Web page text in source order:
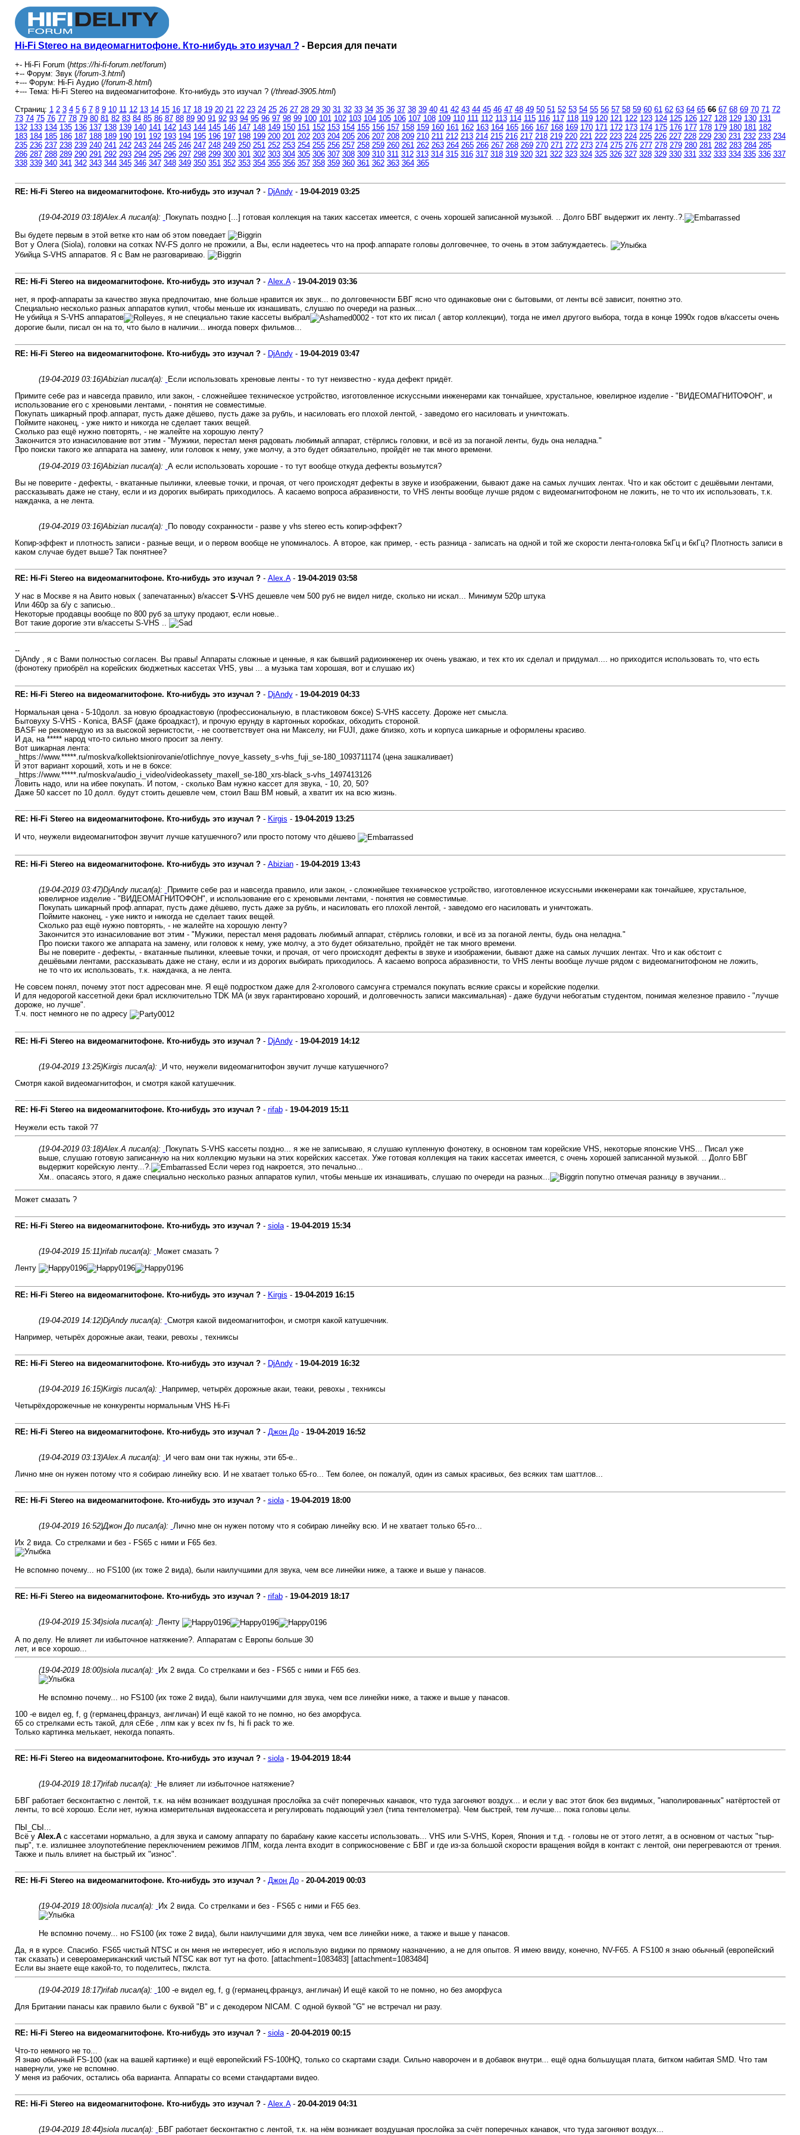
Hi-Fi Stereo на видеомагнитофоне. Кто-нибудь это изучал ? - Версия для печати
+- Hi-Fi Forum (https://hi-fi-forum.net/forum)
+-- Форум: Звук (/forum-3.html)
+--- Форум: Hi-Fi Аудио (/forum-8.html)
+--- Тема: Hi-Fi Stereo на видеомагнитофоне. Кто-нибудь это изучал ? (/thread-3905.html)
Страниц: 1 2 3 4 5 6 7 8 9 10 11 12 13 14 15 16 17 18 19 20 21 22 23 24 25 26 27 28 29 30 31 32 33 34 35 36 37 38 39 40 41 42 43 44 45 46 47 48 49 50 51 52 53 54 55 56 57 58 59 60 61 62 63 64 65 66 67 68 69 70 71 72
73 74 75 76 77 78 79 80 81 82 83 84 85 86 87 88 89 90 91 92 93 94 95 96 97 98 99 100 101 102 103 104 105 106 107 108 109 110 111 112 113 114 115 116 117 118 119 120 121 122 123 124 125 126 127 128 129 130 131
132 133 134 135 136 137 138 139 140 141 142 143 144 145 146 147 148 149 150 151 152 153 154 155 156 157 158 159 160 161 162 163 164 165 166 167 168 169 170 171 172 173 174 175 176 177 178 179 180 181 182
183 184 185 186 187 188 189 190 191 192 193 194 195 196 197 198 199 200 201 202 203 204 205 206 207 208 209 210 211 212 213 214 215 216 217 218 219 220 221 222 223 224 225 226 227 228 229 230 231 232 233 234
235 236 237 238 239 240 241 242 243 244 245 246 247 248 249 250 251 252 253 254 255 256 257 258 259 260 261 262 263 264 265 266 267 268 269 270 271 272 273 274 275 276 277 278 279 280 281 282 283 284 285
286 287 288 289 290 291 292 293 294 295 296 297 298 299 300 301 302 303 304 305 306 307 308 309 310 311 312 313 314 315 316 317 318 319 320 321 322 323 324 325 326 327 328 329 330 331 332 333 334 335 336 337
338 339 340 341 342 343 344 345 346 347 348 349 350 351 352 353 354 355 356 357 358 359 360 361 362 363 364 365
RE: Hi-Fi Stereo на видеомагнитофоне. Кто-нибудь это изучал ?- DjAndy- 19-04-2019 03:25
(19-04-2019 03:18)Alex.A писал(а):
Покупать поздно [...] готовая коллекция на таких кассетах имеется, с очень хорошей записанной музыкой. .. Долго БВГ выдержит их ленту..?.
Вы будете первым в этой ветке кто нам об этом поведает
Вот у Олега (Siola), головки на сотках NV-FS долго не прожили, а Вы, если надеетесь что на проф.аппарате головы долговечнее, то очень в этом заблуждаетесь.
Убийца S-VHS аппаратов. Я с Вам не разговариваю.
RE: Hi-Fi Stereo на видеомагнитофоне. Кто-нибудь это изучал ?- Alex.A- 19-04-2019 03:36
нет, я проф-аппараты за качество звука предпочитаю, мне больше нравится их звук... по долговечности БВГ ясно что одинаковые они с бытовыми, от ленты всё зависит, понятно это.
Специально несколько разных аппаратов купил, чтобы меньше их изнашивать, слушаю по очереди на разных...
Не убийца я S-VHS аппаратов
, я не специально такие кассеты выбрал
- тот кто их писал ( автор коллекции), тогда не имел другого выбора, тогда в конце 1990х годов в/кассеты очень
дорогие были, писал он на то, что было в наличии... иногда поверх фильмов...
RE: Hi-Fi Stereo на видеомагнитофоне. Кто-нибудь это изучал ?- DjAndy- 19-04-2019 03:47
(19-04-2019 03:16)Abizian писал(а):
Если использовать хреновые ленты - то тут неизвестно - куда дефект придёт.
Примите себе раз и навсегда правило, или закон, - сложнейшее техническое устройство, изготовленное искуссными инженерами как тончайшее, хрустальное, ювелирное изделие - "ВИДЕОМАГНИТОФОН", и
использование его с хреновыми лентами, - понятия не совместимые.
Покупать шикарный проф.аппарат, пусть даже дёшево, пусть даже за рубль, и насиловать его плохой лентой, - заведомо его насиловать и уничтожать.
Поймите наконец, - уже никто и никогда не сделает таких вещей.
Сколько раз ещё нужно повторять, - не жалейте на хорошую ленту?
Закончится это изнасилование вот этим - "Мужики, перестал меня радовать любимый аппарат, стёрлись головки, и всё из за поганой ленты, будь она неладна."
Про поиски такого же аппарата на замену, или головок к нему, уже молчу, а это будет обязательно, пройдёт не так много времени.
(19-04-2019 03:16)Abizian писал(а): А если использовать хорошие - то тут вообще откуда дефекты возьмутся?
Вы не поверите - дефекты, - вкатанные пылинки, клеевые точки, и прочая, от чего происходят дефекты в звуке и изображении, бывают даже на самых лучших лентах. Что и как обстоит с дешёвыми лентами,
рассказывать даже не стану, если и из дорогих выбирать приходилось. А касаемо вопроса абразивности, то VHS ленты вообще лучше рядом с видеомагнитофоном не ложить, не то что их использовать, т.к.
наждачка, а не лента.
(19-04-2019 03:16)Abizian писал(а):
По поводу сохранности - разве у vhs stereo есть копир-эффект?
Копир-эффект и плотность записи - разные вещи, и о первом вообще не упоминалось. А второе, как пример, - есть разница - записать на одной и той же скорости лента-головка 5кГц и 6кГц? Плотность записи в
каком случае будет выше? Так понятнее?
RE: Hi-Fi Stereo на видеомагнитофоне. Кто-нибудь это изучал ?- Alex.A- 19-04-2019 03:58
У нас в Москве я на Авито новых ( запечатанных) в/кассет S-VHS дешевле чем 500 руб не видел нигде, сколько ни искал... Минимум 520р штука
Или 460р за б/у с записью..
Некоторые продавцы вообще по 800 руб за штуку продают, если новые..
Вот такие дорогие эти в/кассеты S-VHS ..
--
DjAndy , я с Вами полностью согласен. Вы правы! Аппараты сложные и ценные, я как бывший радиоинженер их очень уважаю, и тех кто их сделал и придумал.... но приходится использовать то, что есть
(фонотеку приобрёл на корейских бюджетных кассетах VHS, увы ... а музыка там хорошая, вот и слушаю их)
RE: Hi-Fi Stereo на видеомагнитофоне. Кто-нибудь это изучал ?- DjAndy- 19-04-2019 04:33
Нормальная цена - 5-10долл. за новую броадкастовую (профессиональную, в пластиковом боксе) S-VHS кассету. Дороже нет смысла.
Бытовуху S-VHS - Konica, BASF (даже броадкаст), и прочую ерунду в картонных коробках, обходить стороной.
BASF не рекомендую из за высокой зернистости, - не соответствует она ни Макселу, ни FUJI, даже близко, хоть и корпуса шикарные и оформлены красиво.
И да, на ***** народ что-то сильно много просит за ленту.
Вот шикарная лента:
_https://www.*****.ru/moskva/kollektsionirovanie/otlichnye_novye_kassety_s-vhs_fuji_se-180_1093711174 (цена зашкаливает)
И этот вариант хороший, хоть и не в боксе:
_https://www.*****.ru/moskva/audio_i_video/videokassety_maxell_se-180_xrs-black_s-vhs_1497413126
Ловить надо, или на ибее покупать. И потом, - сколько Вам нужно кассет для звука, - 10, 20, 50?
Даже 50 кассет по 10 долл. будут стоить дешевле чем, стоил Ваш ВМ новый, а хватит их на всю жизнь.
RE: Hi-Fi Stereo на видеомагнитофоне. Кто-нибудь это изучал ?- Kirgis - 19-04-2019 13:25
И что, неужели видеомагнитофон звучит лучше катушечного? или просто потому что дёшево
RE: Hi-Fi Stereo на видеомагнитофоне. Кто-нибудь это изучал ?- Abizian- 19-04-2019 13:43
(19-04-2019 03:47)DjAndy писал(а):
Примите себе раз и навсегда правило, или закон, - сложнейшее техническое устройство, изготовленное искуссными инженерами как тончайшее, хрустальное,
ювелирное изделие - "ВИДЕОМАГНИТОФОН", и использование его с хреновыми лентами, - понятия не совместимые.
Покупать шикарный проф.аппарат, пусть даже дёшево, пусть даже за рубль, и насиловать его плохой лентой, - заведомо его насиловать и уничтожать.
Поймите наконец, - уже никто и никогда не сделает таких вещей.
Сколько раз ещё нужно повторять, - не жалейте на хорошую ленту?
Закончится это изнасилование вот этим - "Мужики, перестал меня радовать любимый аппарат, стёрлись головки, и всё из за поганой ленты, будь она неладна."
Про поиски такого же аппарата на замену, или головок к нему, уже молчу, а это будет обязательно, пройдёт не так много времени.
Вы не поверите - дефекты, - вкатанные пылинки, клеевые точки, и прочая, от чего происходят дефекты в звуке и изображении, бывают даже на самых лучших лентах. Что и как обстоит с
дешёвыми лентами, рассказывать даже не стану, если и из дорогих выбирать приходилось. А касаемо вопроса абразивности, то VHS ленты вообще лучше рядом с видеомагнитофоном не ложить,
не то что их использовать, т.к. наждачка, а не лента.
Не совсем понял, почему этот пост адресован мне. Я ещё подростком даже для 2-хголового самсунга стремался покупать всякие сраксы и корейские поделки.
И для недорогой кассетной деки брал исключительно TDK MA (и звук гарантировано хороший, и долговечность записи максимальная) - даже будучи небогатым студентом, понимая железное правило - "лучше
дороже, но лучше".
Т.ч. пост немного не по адресу
RE: Hi-Fi Stereo на видеомагнитофоне. Кто-нибудь это изучал ?- DjAndy- 19-04-2019 14:12
(19-04-2019 13:25)Kirgis писал(а):
И что, неужели видеомагнитофон звучит лучше катушечного?
Смотря какой видеомагнитофон, и смотря какой катушечник.
RE: Hi-Fi Stereo на видеомагнитофоне. Кто-нибудь это изучал ?- rifab- 19-04-2019 15:11
Неужели есть такой ?7
(19-04-2019 03:18)Alex.A писал(а):
Покупать S-VHS кассеты поздно... я же не записываю, я слушаю купленную фонотеку, в основном там корейские VHS, некоторые японские VHS... Писал уже
выше, слушаю готовую записанную на них коллекцию музыки на этих корейских кассетах. Уже готовая коллекция на таких кассетах имеется, с очень хорошей записанной музыкой. .. Долго БВГ
выдержит корейскую ленту...?.
Если через год накроется, это печально...
Хм.. опасаясь этого, я даже специально несколько разных аппаратов купил, чтобы меньше их изнашивать, слушаю по очереди на разных...
попутно отмечая разницу в звучании...
Может смазать ?
RE: Hi-Fi Stereo на видеомагнитофоне. Кто-нибудь это изучал ?- siola- 19-04-2019 15:34
(19-04-2019 15:11)rifab писал(а):
Может смазать ?
Ленту
RE: Hi-Fi Stereo на видеомагнитофоне. Кто-нибудь это изучал ?- Kirgis - 19-04-2019 16:15
(19-04-2019 14:12)DjAndy писал(а): Смотря какой видеомагнитофон, и смотря какой катушечник.
Например, четырёх дорожные акаи, теаки, ревохы , техниксы
RE: Hi-Fi Stereo на видеомагнитофоне. Кто-нибудь это изучал ?- DjAndy- 19-04-2019 16:32
(19-04-2019 16:15)Kirgis писал(а):
Например, четырёх дорожные акаи, теаки, ревохы , техниксы
Четырёхдорожечные не конкуренты нормальным VHS Hi-Fi
RE: Hi-Fi Stereo на видеомагнитофоне. Кто-нибудь это изучал ?- Джон До- 19-04-2019 16:52
(19-04-2019 03:13)Alex.A писал(а):
И чего вам они так нужны, эти 65-е..
Лично мне он нужен потому что я собираю линейку всю. И не хватает только 65-го... Тем более, он пожалуй, один из самых красивых, без всяких там шаттлов...
RE: Hi-Fi Stereo на видеомагнитофоне. Кто-нибудь это изучал ?- siola- 19-04-2019 18:00
(19-04-2019 16:52)Джон До писал(а): Лично мне он нужен потому что я собираю линейку всю. И не хватает только 65-го...
Их 2 вида. Со стрелками и без - FS65 с ними и F65 без.
Не вспомню почему... но FS100 (их тоже 2 вида), были наилучшими для звука, чем все линейки ниже, а также и выше у панасов.
RE: Hi-Fi Stereo на видеомагнитофоне. Кто-нибудь это изучал ?- rifab- 19-04-2019 18:17
(19-04-2019 15:34)siola писал(а): Ленту
А по делу. Не влияет ли избыточное натяжение?. Аппаратам с Европы больше 30
лет, и все хорошо...
(19-04-2019 18:00)siola писал(а): Их 2 вида. Со стрелками и без - FS65 с ними и F65 без.
Не вспомню почему... но FS100 (их тоже 2 вида), были наилучшими для звука, чем все линейки ниже, а также и выше у панасов.
100 -е видел eg, f, g (германец,француз, англичан) И ещё какой то не помню, но без аморфуса.
65 со стрелками есть такой, для сЕбе , лпм как у всех nv fs, hi fi pack то же.
Только картинка мелькает, некогда попаять.
RE: Hi-Fi Stereo на видеомагнитофоне. Кто-нибудь это изучал ?- siola- 19-04-2019 18:44
(19-04-2019 18:17)rifab писал(а):
Не влияет ли избыточное натяжение?
БВГ работает бесконтактно с лентой, т.к. на нём возникает воздушная прослойка за счёт поперечных канавок, что туда загоняют воздух... и если у вас этот блок без видимых, "наполированных" натёртостей от
ленты, то всё хорошо. Если нет, нужна измерительная видеокассета и регулировать подающий узел (типа тентелометра). Чем быстрей, тем лучше... пока головы целы.
ПЫ_СЫ...
Всё у Alex.Aс кассетами нормально, а для звука и самому аппарату по барабану какие кассеты использовать... VHS или S-VHS, Корея, Япония и т.д. - головы не от этого летят, а в основном от частых "тыр-
пыр", т.е. излишнее злоупотебление переключением режимов ЛПМ, когда лента входит в соприкосновение с БВГ и где из-за большой скорости вращения войдя в контакт с лентой, они перегреваются от трения.
Также и пыль влияет на быстрый их "износ".
RE: Hi-Fi Stereo на видеомагнитофоне. Кто-нибудь это изучал ?- Джон До- 20-04-2019 00:03
(19-04-2019 18:00)siola писал(а): Их 2 вида. Со стрелками и без - FS65 с ними и F65 без.
Не вспомню почему... но FS100 (их тоже 2 вида), были наилучшими для звука, чем все линейки ниже, а также и выше у панасов.
Да, я в курсе. Спасибо. FS65 чистый NTSC и он меня не интересует, ибо я использую видики по прямому назначению, а не для опытов. Я имею ввиду, конечно, NV-F65. А FS100 я знаю обычный (европейский
так сказать) и североамериканский чистый NTSC как вот тут на фото. [attachment=1083483] [attachment=1083484]
Если вы знаете еще какой-то, то поделитесь, пжлста.
(19-04-2019 18:17)rifab писал(а):
100 -е видел eg, f, g (германец,француз, англичан) И ещё какой то не помню, но без аморфуса
Для Британии панасы как правило были с буквой "В" и с декодером NICAM. С одной буквой "G" не встречал ни разу.
RE: Hi-Fi Stereo на видеомагнитофоне. Кто-нибудь это изучал ?- siola- 20-04-2019 00:15
Что-то немного не то...
Я знаю обычный FS-100 (как на вашей картинке) и ещё европейский FS-100HQ, только со скартами сзади. Сильно наворочен и в добавок внутри... ещё одна большущая плата, битком набитая SMD. Что там
навернули, уже не вспомню.
У меня из рабочих, остались оба варианта. Аппараты со всеми стандартами видео.
RE: Hi-Fi Stereo на видеомагнитофоне. Кто-нибудь это изучал ?- Alex.A- 20-04-2019 04:31
(19-04-2019 18:44)siola писал(а):
БВГ работает бесконтактно с лентой, т.к. на нём возникает воздушная прослойка за счёт поперечных канавок, что туда загоняют воздух...